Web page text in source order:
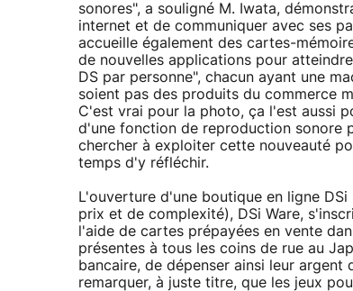
sonores", a souligné M. Iwata,
internet et de communiquer avec ses
accueille également des cartes-
de nouvelles applications pour
DS par personne", chacun ayant une
soient pas des produits du commerce
C'est vrai pour la photo, ça l'est aussi
d'une fonction de reproduction sonore
chercher à exploiter cette nouveauté
temps d'y réfléchir.
L'ouverture d'une boutique en ligne
prix et de complexité), DSi Ware,
l'aide de cartes prépayées en vente
présentes à tous les coins de rue au
bancaire, de dépenser ainsi leur argent
remarquer, à juste titre, que les jeux